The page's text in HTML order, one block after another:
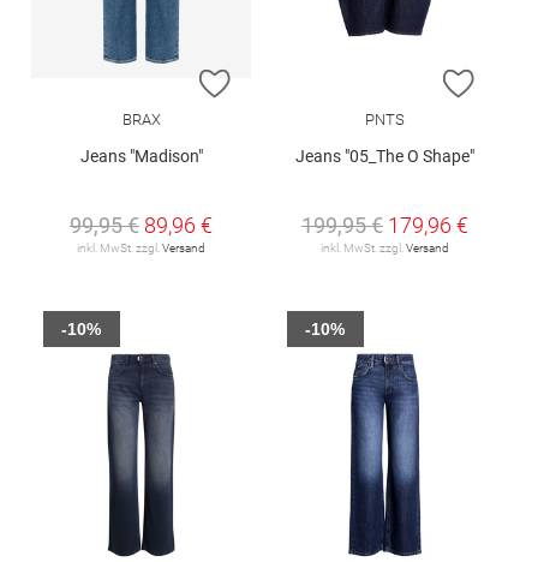
ZUR WUNSCHLISTE HINZUFÜGEN
BRAX
Jeans "Madison"
99,95 € 89,96 €
inkl. MwSt. zzgl. Versand
ZUR
PNTS
Jeans "05_The O Shape"
199,95 € 179,96 €
inkl. MwSt. zzgl. Versand
-10% -10%